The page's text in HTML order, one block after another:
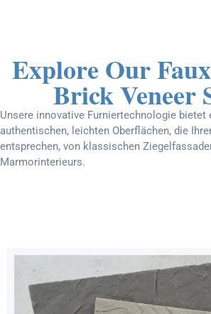
Explore Our
Brick Veneer
Unsere innovative Furniertechnologie bietet
authentischen, leichten Oberflächen, die
entsprechen, von klassischen
Marmorinterieurs.